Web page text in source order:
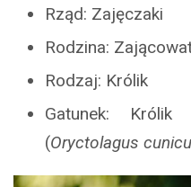
Rząd: Zajęczaki
Rodzina:
Rodzaj: Królik
Gatunek:
(Oryctolagus